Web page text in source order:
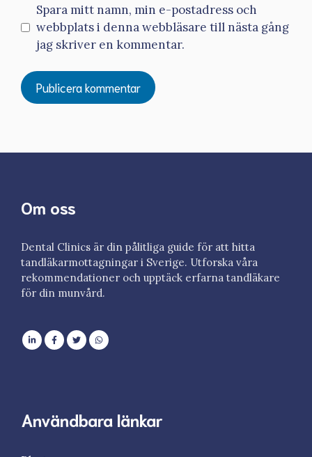
Spara mitt namn, min e-postadress och
webbplats i denna webbläsare till nästa gång
jag skriver en kommentar.
Om oss
Dental Clinics är din pålitliga guide för att hitta
tandläkarmottagningar i Sverige. Utforska våra
rekommendationer och upptäck erfarna tandläkare
för din munvård.
Användbara länkar